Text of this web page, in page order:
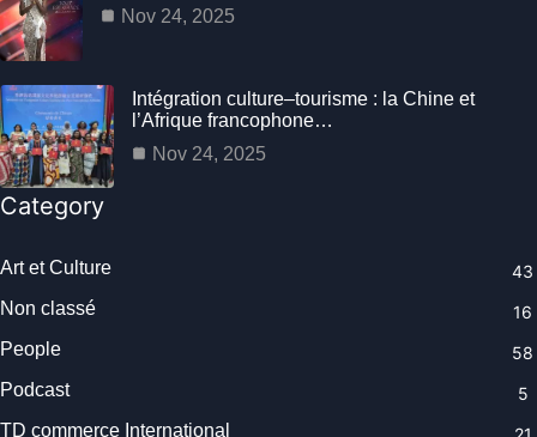
Nov 24, 2025
Intégration culture–tourisme : la Chine et
l’Afrique francophone…
Nov 24, 2025
Category
Art et Culture
43
Non classé
16
People
58
Podcast
5
TD commerce International